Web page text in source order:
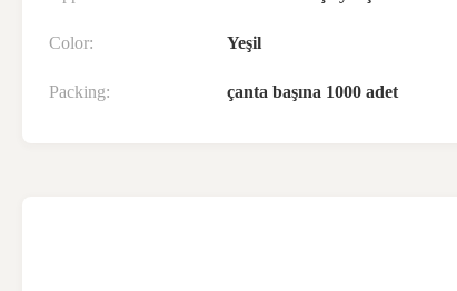
Color: Yeşil
Packing: çanta başına 1000 adet